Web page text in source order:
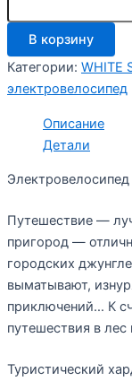
В корзину
Категории: WHITE
электровелосипед
Описание
Детали
Электровелосипед
Путешествие —
пригород —
городских
выматывают,
приключений… К
путешествия в
Туристический